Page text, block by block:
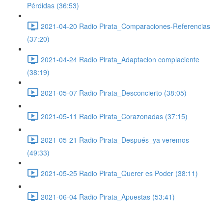
Pérdidas (36:53)
2021-04-20 Radio Pirata_Comparaciones-Referencias
(37:20)
2021-04-24 Radio Pirata_Adaptacion complaciente
(38:19)
2021-05-07 Radio Pirata_Desconcierto (38:05)
2021-05-11 Radio Pirata_Corazonadas (37:15)
2021-05-21 Radio Pirata_Después_ya veremos
(49:33)
2021-05-25 Radio Pirata_Querer es Poder (38:11)
2021-06-04 Radio Pirata_Apuestas (53:41)